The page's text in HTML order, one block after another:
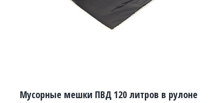
Мусорные мешки ПВД 120 литров в рулоне